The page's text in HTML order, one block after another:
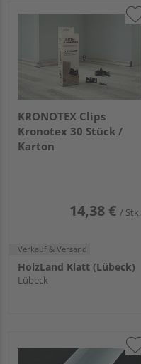
KRONOTEX Clips
Kronotex 30 Stück /
Karton
14,38 € / Stk.
Verkauf & Versand
HolzLand Klatt (Lübeck)
Lübeck